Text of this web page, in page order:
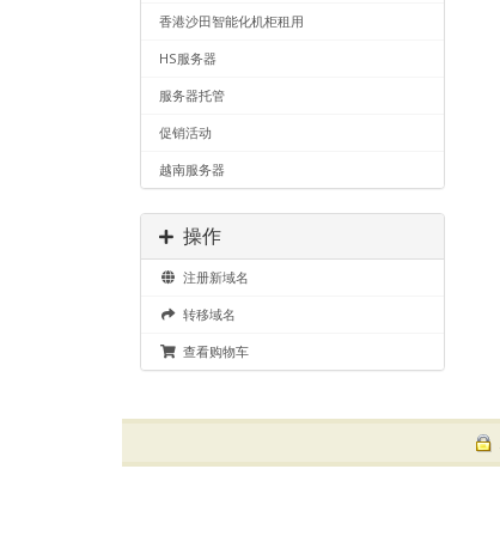
香港沙田智能化机柜租用
HS服务器
服务器托管
促销活动
越南服务器
操作
注册新域名
转移域名
查看购物车